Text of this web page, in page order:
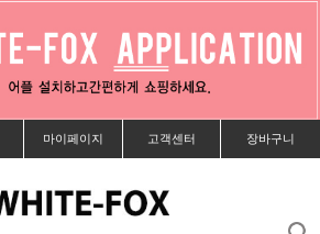
마이페이지 고객센터 장바구니